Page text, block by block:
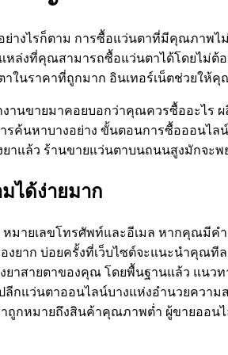
ไรก็ตาม การซื้อแว่นตาที่มีคุณภาพไ
หล่งที่คุณสามารถซื้อแว่นตาได้โดยไม่
าในราคาที่ถูกมาก อินเทอร์เน็ตช่วยใ
านขายมาคอยบอกว่าคุณควรซื้ออะไร
ค้นหาบางอย่าง ขั้นตอนการซื้อออนไ
ยาแล้ว ร้านขายแว่นตาบนถนนสูงมัก
ได้ง่ายมาก
มายเลขโทรศัพท์และอีเมล หากคุณมี
งยาก บ่อยครั้งที่เว็บไซต์จะแนะนำคุ
ยาสายตาของคุณ โดยพื้นฐานแล้ว แน
กแว่นตาออนไลน์บางแห่งอำนวยควา
ถูกหมายถึงสินค้าคุณภาพต่ำ ผู้ขายออ